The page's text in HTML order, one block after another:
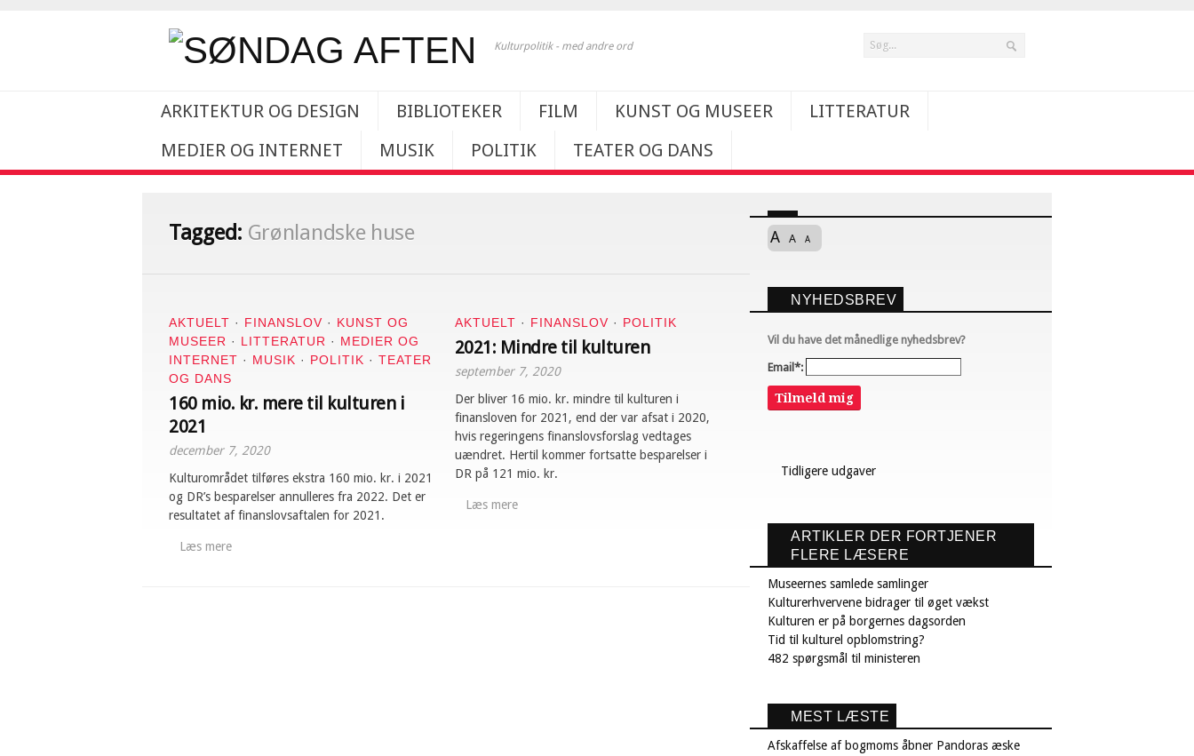
Kulturpolitik - med andre ord
ARKITEKTUR OG DESIGN BIBLIOTEKER FILM KUNST OG MUSEER
LITTERATUR
MEDIER OG INTERNET
MUSIK POLITIK TEATER OG DANS
Tagged: Grønlandske huse
AKTUELT · FINANSLOV · KUNST OG
MUSEER · LITTERATUR · MEDIER OG
INTERNET · MUSIK · POLITIK · TEATER
OG DANS
160 mio. kr. mere til kulturen i
2021
december 7, 2020
Kulturområdet tilføres ekstra 160 mio. kr. i 2021
og DR’s besparelser annulleres fra 2022. Det er
resultatet af finanslovsaftalen for 2021.
Læs mere
AKTUELT · FINANSLOV · POLITIK
2021: Mindre til kulturen
september 7, 2020
Der bliver 16 mio. kr. mindre til kulturen i
finansloven for 2021, end der var afsat i 2020,
hvis regeringens finanslovsforslag vedtages
uændret. Hertil kommer fortsatte besparelser i
DR på 121 mio. kr.
Læs mere
A A A
NYHEDSBREV
Vil du have det månedlige nyhedsbrev?
Email*:
Tilmeld mig
Tidligere udgaver
ARTIKLER DER FORTJENER
FLERE LÆSERE
Museernes samlede samlinger
Kulturerhvervene bidrager til øget vækst
Kulturen er på borgernes dagsorden
Tid til kulturel opblomstring?
482 spørgsmål til ministeren
MEST LÆSTE
Afskaffelse af bogmoms åbner Pandoras æske